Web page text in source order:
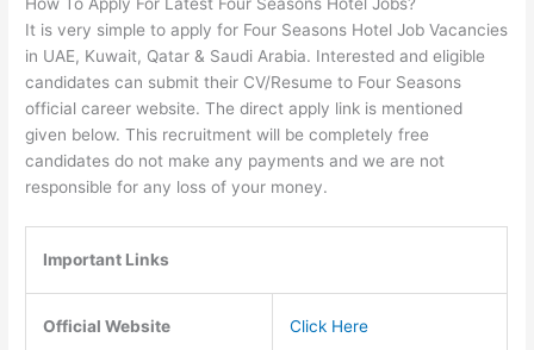
It is very simple to apply for Four Seasons Hotel Job Vacancies
in UAE, Kuwait, Qatar & Saudi Arabia. Interested and eligible
candidates can submit their CV/Resume to Four Seasons
official career website. The direct apply link is mentioned
given below. This recruitment will be completely free
candidates do not make any payments and we are not
responsible for any loss of your money.
Important Links
Official Website Click Here